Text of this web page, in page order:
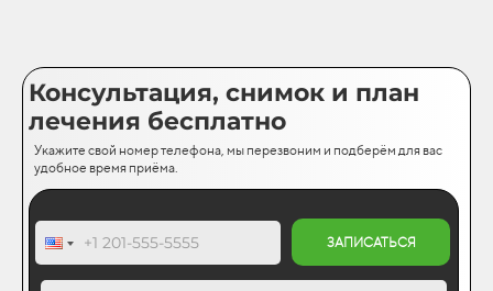
Консультация, снимок и план
лечения бесплатно
Укажите свой номер телефона, мы перезвоним и подберём для вас
удобное время приёма.
ЗАПИСАТЬСЯ